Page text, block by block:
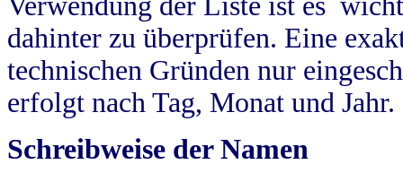
dahinter zu überprüfen. Eine
technischen Gründen nur
erfolgt nach Tag, Monat und Jahr.
Schreibweise der Namen